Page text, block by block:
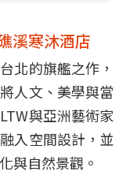
溪寒沐酒店
北的旗艦之作，
人文、美學與當
與亞洲藝術家
入空間設計，並
與自然景觀。